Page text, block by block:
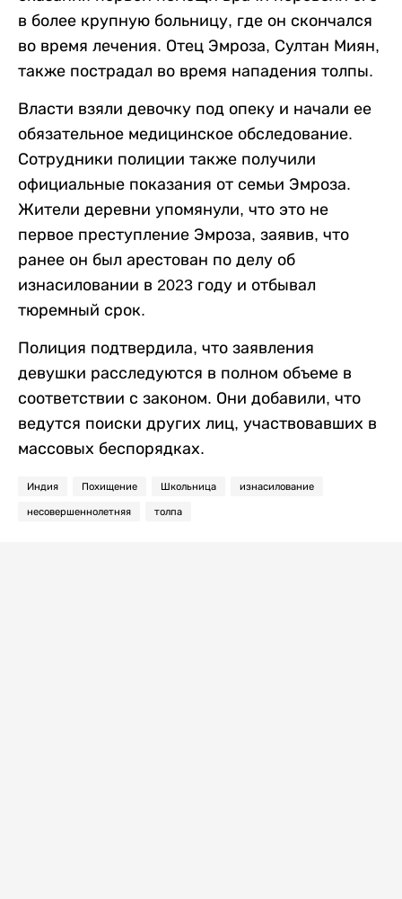
в более крупную больницу, где он скончался
во время лечения. Отец Эмроза, Султан Миян,
также пострадал во время нападения толпы.
Власти взяли девочку под опеку и начали ее
обязательное медицинское обследование.
Сотрудники полиции также получили
официальные показания от семьи Эмроза.
Жители деревни упомянули, что это не
первое преступление Эмроза, заявив, что
ранее он был арестован по делу об
изнасиловании в 2023 году и отбывал
тюремный срок.
Полиция подтвердила, что заявления
девушки расследуются в полном объеме в
соответствии с законом. Они добавили, что
ведутся поиски других лиц, участвовавших в
массовых беспорядках.
Индия Похищение Школьница изнасилование
несовершеннолетняя толпа